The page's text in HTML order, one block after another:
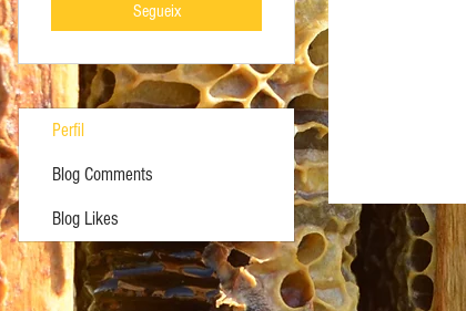
Segueix
Perfil
Blog Comments
Blog Likes